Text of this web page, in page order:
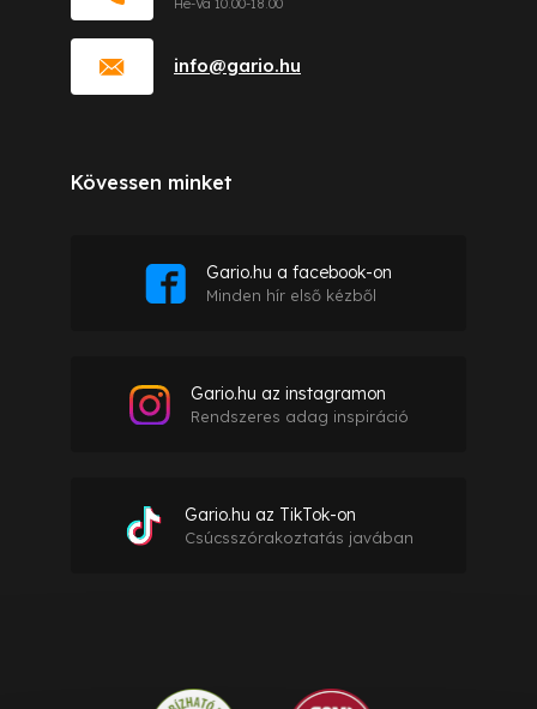
info@gario.hu
Kövessen minket
Gario.hu a facebook-on
Minden hír első kézből
Gario.hu az instagramon
Rendszeres adag inspiráció
Gario.hu az TikTok-on
Csúcsszórakoztatás javában